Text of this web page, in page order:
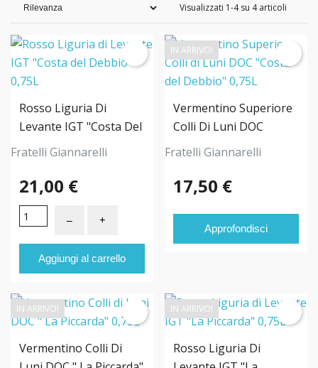
Visualizzati 1-4 su 4 articoli
Rosso Liguria Di
Levante IGT "Costa Del
Debbio" 0,75L
Fratelli Giannarelli
21,00 €
Aggiungi al carrello
Vermentino Superiore
Colli Di Luni DOC
"Costa Del Debbio"
Fratelli Giannarelli
17,50 €
Approfondisci
IN ARRIVO!
Vermentino Colli Di
IN ARRIVO!
Rosso Liguria Di
IN ARRIVO!